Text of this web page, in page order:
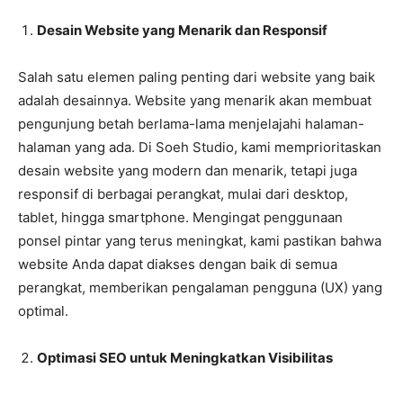
Desain Website yang Menarik dan Responsif
Salah satu elemen paling penting dari website yang baik
adalah desainnya. Website yang menarik akan membuat
pengunjung betah berlama-lama menjelajahi halaman-
halaman yang ada. Di Soeh Studio, kami memprioritaskan
desain website yang modern dan menarik, tetapi juga
responsif di berbagai perangkat, mulai dari desktop,
tablet, hingga smartphone. Mengingat penggunaan
ponsel pintar yang terus meningkat, kami pastikan bahwa
website Anda dapat diakses dengan baik di semua
perangkat, memberikan pengalaman pengguna (UX) yang
optimal.
Optimasi SEO untuk Meningkatkan Visibilitas